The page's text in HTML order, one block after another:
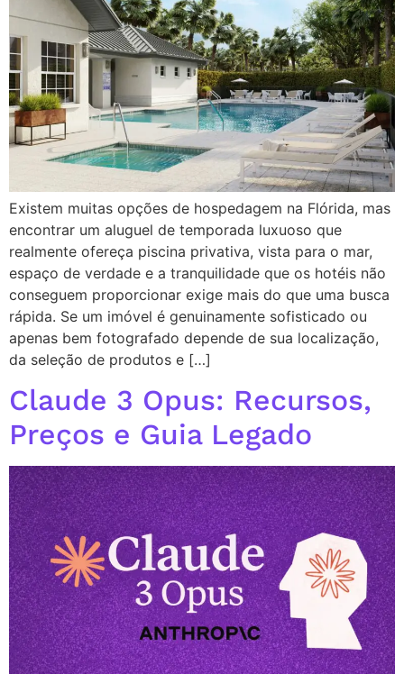
Existem muitas opções de hospedagem na Flórida, mas
encontrar um aluguel de temporada luxuoso que
realmente ofereça piscina privativa, vista para o mar,
espaço de verdade e a tranquilidade que os hotéis não
conseguem proporcionar exige mais do que uma busca
rápida. Se um imóvel é genuinamente sofisticado ou
apenas bem fotografado depende de sua localização,
da seleção de produtos e […]
Claude 3 Opus: Recursos,
Preços e Guia Legado